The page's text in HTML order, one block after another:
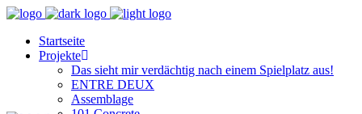
Startseite
Projekte
Das sieht mir verdächtig nach einem Spielplatz aus!
ENTRE DEUX
Assemblage